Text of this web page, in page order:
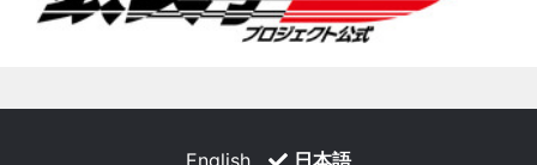
English 日本語